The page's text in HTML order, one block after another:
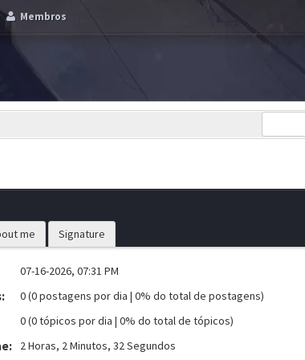
Membros
me Signature
07-16-2026, 07:31 PM
0 (0 postagens por dia | 0% do total de postagens)
0 (0 tópicos por dia | 0% do total de tópicos)
2 Horas, 2 Minutos, 32 Segundos